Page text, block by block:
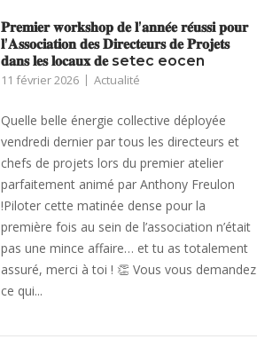
𝐏𝐫𝐞𝐦𝐢𝐞𝐫 𝐰𝐨𝐫𝐤𝐬𝐡𝐨𝐩 𝐝𝐞 𝐥’𝐚𝐧𝐧𝐞́𝐞 𝐫𝐞́𝐮𝐬𝐬𝐢 𝐩𝐨𝐮𝐫
𝐥’𝐀𝐬𝐬𝐨𝐜𝐢𝐚𝐭𝐢𝐨𝐧 𝐝𝐞𝐬 𝐃𝐢𝐫𝐞𝐜𝐭𝐞𝐮𝐫𝐬 𝐝𝐞 𝐏𝐫𝐨𝐣𝐞𝐭𝐬
𝐝𝐚𝐧𝐬 𝐥𝐞𝐬 𝐥𝐨𝐜𝐚𝐮𝐱 𝐝𝐞 setec eocen
11 février 2026 Actualité
Quelle belle énergie collective déployée
vendredi dernier par tous les directeurs et
chefs de projets lors du premier atelier
parfaitement animé par Anthony Freulon
!Piloter cette matinée dense pour la
première fois au sein de l’association n’était
pas une mince affaire… et tu as totalement
assuré, merci à toi ! 👏 Vous vous demandez
ce qui...